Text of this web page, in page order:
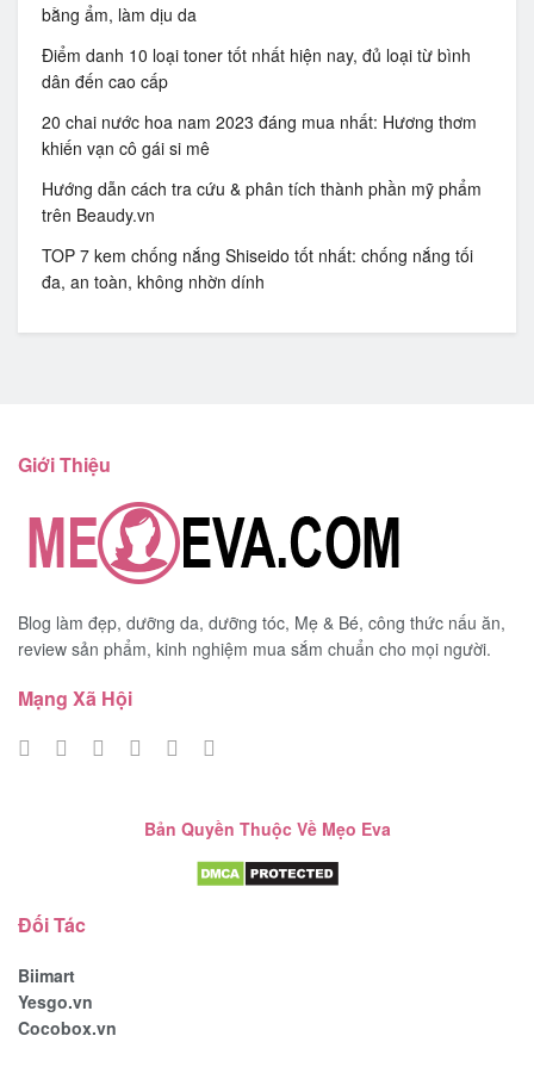
bằng ẩm, làm dịu da
Điểm danh 10 loại toner tốt nhất hiện nay, đủ loại từ bình
dân đến cao cấp
20 chai nước hoa nam 2023 đáng mua nhất: Hương thơm
khiến vạn cô gái si mê
Hướng dẫn cách tra cứu & phân tích thành phần mỹ phẩm
trên Beaudy.vn
TOP 7 kem chống nắng Shiseido tốt nhất: chống nắng tối
đa, an toàn, không nhờn dính
Giới Thiệu
Blog làm đẹp, dưỡng da, dưỡng tóc, Mẹ & Bé, công thức nấu ăn,
review sản phẩm, kinh nghiệm mua sắm chuẩn cho mọi người.
Mạng Xã Hội
Bản Quyền Thuộc Về Mẹo Eva
Đối Tác
Biimart
Yesgo.vn
Cocobox.vn